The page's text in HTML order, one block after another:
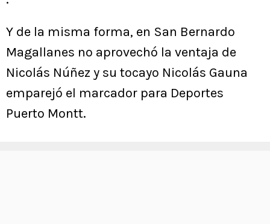
Y de la misma forma, en San Bernardo
Magallanes no aprovechó la ventaja de
Nicolás Núñez y su tocayo Nicolás Gauna
emparejó el marcador para Deportes
Puerto Montt.